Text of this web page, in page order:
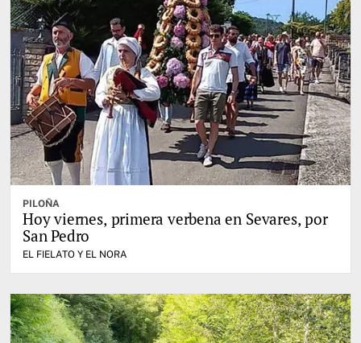
PILOÑA
Hoy viernes, primera verbena en Sevares, por
San Pedro
EL FIELATO Y EL NORA